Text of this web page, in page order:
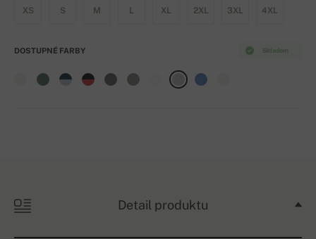
XS S M L XL 2XL 3XL 4XL
Skladom
DOSTUPNÉ FARBY
Detail produktu